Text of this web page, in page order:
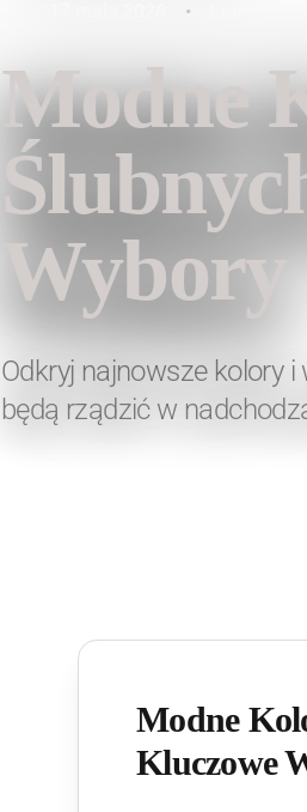
•
Modne
Wybory
Odkryj najnowsze kolory
będą rządzić w
Modne
Kluczowe